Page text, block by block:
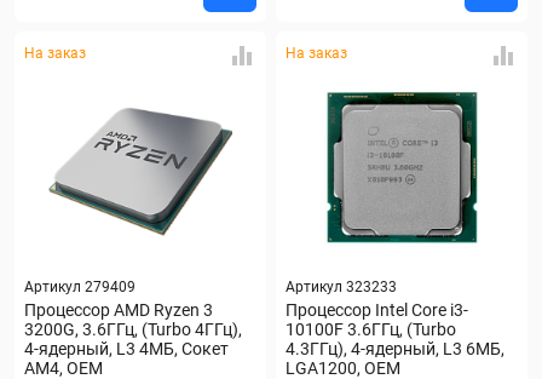
На заказ
Артикул 279409
Процессор AMD Ryzen 3
3200G, 3.6ГГц, (Turbo 4ГГц),
4-ядерный, L3 4МБ, Сокет
AM4, OEM
На заказ
Артикул 323233
Процессор Intel Core i3-
10100F 3.6ГГц, (Turbo
4.3ГГц), 4-ядерный, L3 6МБ,
LGA1200, OEM